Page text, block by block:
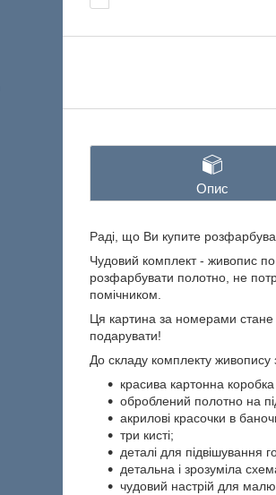
Опис
Раді, що Ви купите
Чудовий комплект - живопис
розфарбувати полотно, не
помічником.
Ця картина за номерами стане
подарувати!
До складу комплекту
красива картонна
оброблений полотно на
акрилові красочки в
три кисті;
деталі для підвішування
детальна і зрозуміла
чудовий настрій для